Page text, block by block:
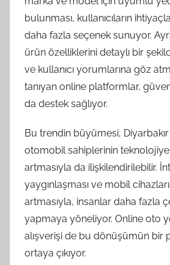
bulunması, kullanıcıların
daha fazla seçenek sunuyor.
ürün özelliklerini detaylı bir
ve kullanıcı yorumlarına göz
tanıyan online platformlar,
da destek sağlıyor.
Bu trendin büyümesi,
otomobil sahiplerinin teknolojiye
artmasıyla da ilişkilendirilebilir.
yaygınlaşması ve mobil
artmasıyla, insanlar daha fazla
yapmaya yöneliyor. Online oto
alışverişi de bu dönüşümün bir
ortaya çıkıyor.